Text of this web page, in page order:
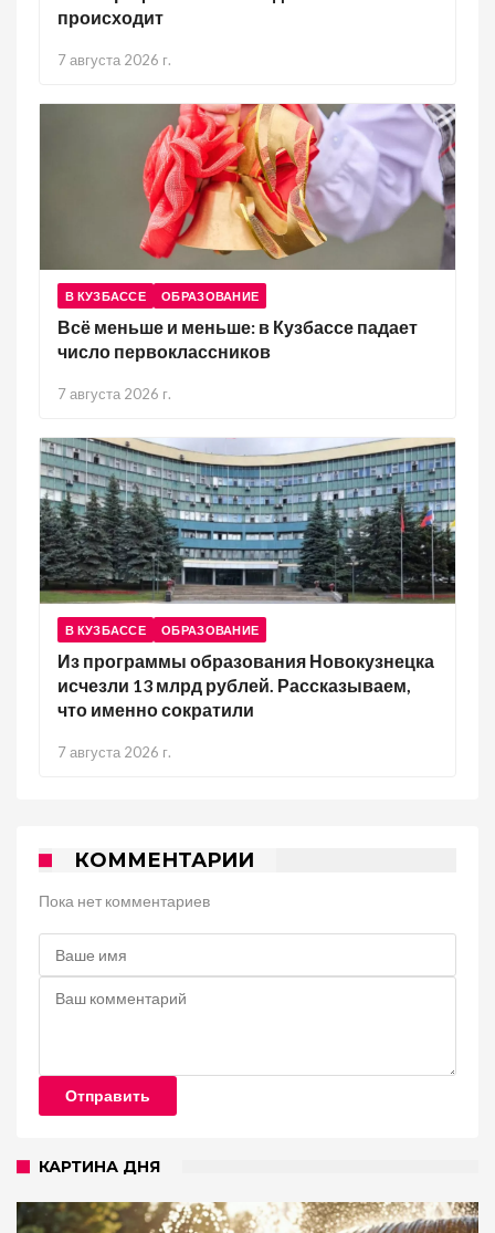
происходит
7 августа 2026 г.
В КУЗБАССЕ ОБРАЗОВАНИЕ
Всё меньше и меньше: в Кузбассе падает
число первоклассников
7 августа 2026 г.
В КУЗБАССЕ ОБРАЗОВАНИЕ
Из программы образования Новокузнецка
исчезли 13 млрд рублей. Рассказываем,
что именно сократили
7 августа 2026 г.
КОММЕНТАРИИ
Пока нет комментариев
Отправить
КАРТИНА ДНЯ